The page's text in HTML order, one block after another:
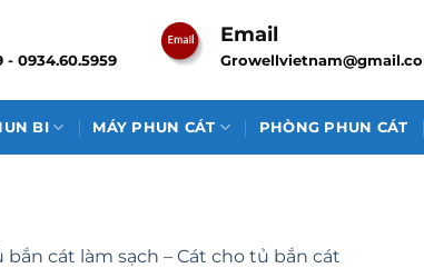
- 0934.60.5959
Email
BI MÁY PHUN CÁT PHÒNG PHUN CÁT
bắn cát làm sạch – Cát cho tủ bắn cát